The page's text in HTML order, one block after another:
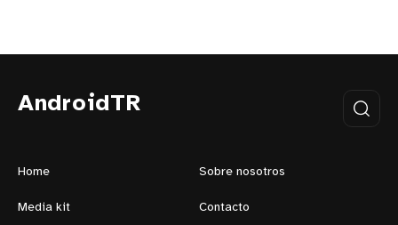
AndroidTR
Home Sobre nosotros
Media kit Contacto